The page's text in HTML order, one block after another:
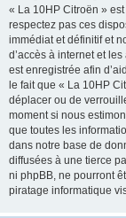
« La 10HP Citroën »
respectez pas ces
immédiat et définitif et
d’accès à internet et
est enregistrée afin
le fait que « La 10HP
déplacer ou de
moment si nous
que toutes les
dans notre base de
diffusées à une tierce
ni phpBB, ne pourront
piratage informatique